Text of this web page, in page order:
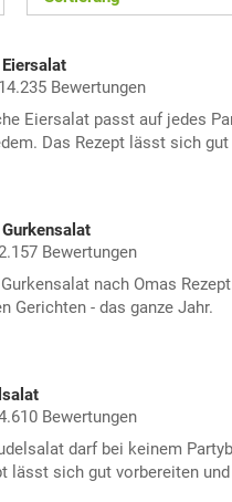
14.235 Bewertungen
Eiersalat passt auf jedes
Das Rezept lässt sich
Bewertungen
nach Omas
Gerichten - das ganze Jahr.
Bewertungen
darf bei keinem
lässt sich gut vorbereiten